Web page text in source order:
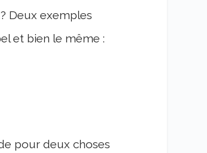
Deux exemples
et bien le même :
pour deux choses